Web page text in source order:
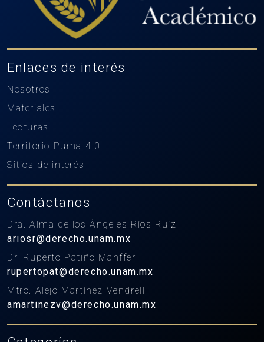
Enlaces de interés
Nosotros
Materiales
Lecturas
Territorio Puma 4.0
Sitios de interés
Contáctanos
Dra. Alma de los Ángeles Ríos Ruíz
ariosr@derecho.unam.mx
Dr. Ruperto Patiño Manffer
rupertopat@derecho.unam.mx
Mtro. Alejo Martínez Vendrell
amartinezv@derecho.unam.mx